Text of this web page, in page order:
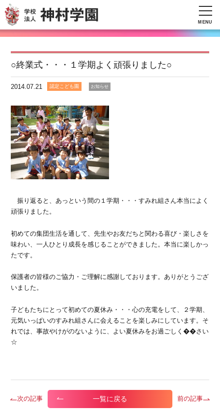
MENU
○終業式・・・１学期よく頑張りました○
2014.07.21 認定こども園 お知らせ
振り返ると、あっという間の１学期・・・すみれ組さん本当によく
頑張りました。
初めての集団生活を通して、先生やお友だちと関わる喜び・楽しさを
味わい、一人ひとり成長を感じることができました。本当に楽しかっ
たです。
保護者の皆様のご協力・ご理解に感謝しております。ありがとうござ
いました。
子どもたちにとって初めての夏休み・・・心の充電をして、２学期、
元気いっぱいのすみれ組さんに会えることを楽しみにしています。そ
れでは、事故やけがのないように、よい夏休みをお過ごしく��さい
☆
次の記事 一覧に戻る 前の記事